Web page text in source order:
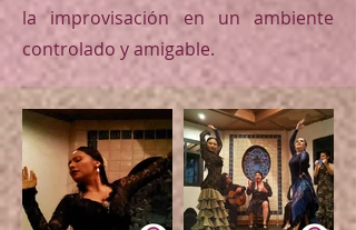
la improvisación en un ambiente
controlado y amigable.